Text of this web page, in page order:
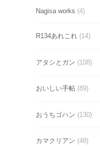
Nagisa works (4)
R134あれこれ (14)
アタシとガン (108)
おいしい手帖 (89)
おうちゴハン (130)
カマクリアン (48)